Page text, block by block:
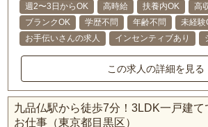
週2〜3日からOK
高時給 扶養内OK
高
ブランクOK
学歴不問 年齢不問
未経験
お手伝いさんの求人
インセンティブあり
この求人の詳細を見る
九品仏駅から徒歩7分！3LDK一戸建
お仕事（東京都目黒区）